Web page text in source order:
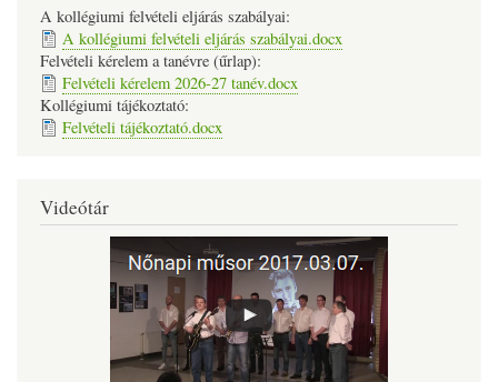
A kollégiumi felvételi eljárás szabályai:
A kollégiumi felvételi eljárás szabályai.docx
Felvételi kérelem a tanévre (űrlap):
Felvételi kérelem 2026-27 tanév.docx
Kollégiumi tájékoztató:
Felvételi tájékoztató.docx
Videótár